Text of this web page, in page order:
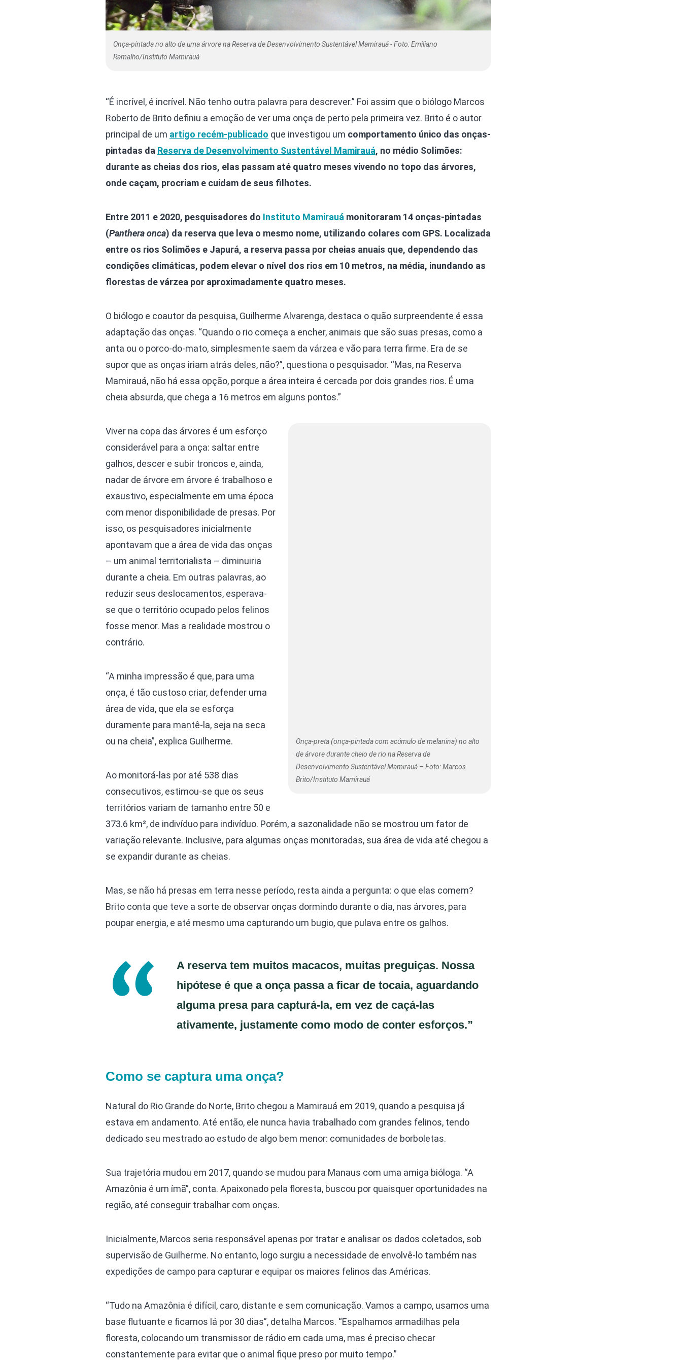
Onça-pintada no alto de uma árvore na Reserva de Desenvolvimento Sustentável Mamirauá - Foto: Emiliano
Ramalho/Instituto Mamirauá
“É incrível, é incrível. Não tenho outra palavra para descrever.” Foi assim que o biólogo Marcos
Roberto de Brito definiu a emoção de ver uma onça de perto pela primeira vez. Brito é o autor
principal de um artigo recém-publicado que investigou um comportamento único das onças-
pintadas da Reserva de Desenvolvimento Sustentável Mamirauá, no médio Solimões:
durante as cheias dos rios, elas passam até quatro meses vivendo no topo das árvores,
onde caçam, procriam e cuidam de seus filhotes.
Entre 2011 e 2020, pesquisadores do Instituto Mamirauá monitoraram 14 onças-pintadas
(Panthera onca) da reserva que leva o mesmo nome, utilizando colares com GPS. Localizada
entre os rios Solimões e Japurá, a reserva passa por cheias anuais que, dependendo das
condições climáticas, podem elevar o nível dos rios em 10 metros, na média, inundando as
florestas de várzea por aproximadamente quatro meses.
O biólogo e coautor da pesquisa, Guilherme Alvarenga, destaca o quão surpreendente é essa
adaptação das onças. “Quando o rio começa a encher, animais que são suas presas, como a
anta ou o porco-do-mato, simplesmente saem da várzea e vão para terra firme. Era de se
supor que as onças iriam atrás deles, não?”, questiona o pesquisador. “Mas, na Reserva
Mamirauá, não há essa opção, porque a área inteira é cercada por dois grandes rios. É uma
cheia absurda, que chega a 16 metros em alguns pontos.”
Onça-preta (onça-pintada com acúmulo de melanina) no alto
de árvore durante cheio de rio na Reserva de
Desenvolvimento Sustentável Mamirauá – Foto: Marcos
Brito/Instituto Mamirauá
Viver na copa das árvores é um esforço
considerável para a onça: saltar entre
galhos, descer e subir troncos e, ainda,
nadar de árvore em árvore é trabalhoso e
exaustivo, especialmente em uma época
com menor disponibilidade de presas. Por
isso, os pesquisadores inicialmente
apontavam que a área de vida das onças
– um animal territorialista – diminuiria
durante a cheia. Em outras palavras, ao
reduzir seus deslocamentos, esperava-
se que o território ocupado pelos felinos
fosse menor. Mas a realidade mostrou o
contrário.
“A minha impressão é que, para uma
onça, é tão custoso criar, defender uma
área de vida, que ela se esforça
duramente para mantê-la, seja na seca
ou na cheia”, explica Guilherme.
Ao monitorá-las por até 538 dias
consecutivos, estimou-se que os seus
territórios variam de tamanho entre 50 e
373.6 km², de indivíduo para indivíduo. Porém, a sazonalidade não se mostrou um fator de
variação relevante. Inclusive, para algumas onças monitoradas, sua área de vida até chegou a
se expandir durante as cheias.
Mas, se não há presas em terra nesse período, resta ainda a pergunta: o que elas comem?
Brito conta que teve a sorte de observar onças dormindo durante o dia, nas árvores, para
poupar energia, e até mesmo uma capturando um bugio, que pulava entre os galhos.
A reserva tem muitos macacos, muitas preguiças. Nossa
hipótese é que a onça passa a ficar de tocaia, aguardando
alguma presa para capturá-la, em vez de caçá-las
ativamente, justamente como modo de conter esforços.”
Como se captura uma onça?
Natural do Rio Grande do Norte, Brito chegou a Mamirauá em 2019, quando a pesquisa já
estava em andamento. Até então, ele nunca havia trabalhado com grandes felinos, tendo
dedicado seu mestrado ao estudo de algo bem menor: comunidades de borboletas.
Sua trajetória mudou em 2017, quando se mudou para Manaus com uma amiga bióloga. “A
Amazônia é um ímã”, conta. Apaixonado pela floresta, buscou por quaisquer oportunidades na
região, até conseguir trabalhar com onças.
Inicialmente, Marcos seria responsável apenas por tratar e analisar os dados coletados, sob
supervisão de Guilherme. No entanto, logo surgiu a necessidade de envolvê-lo também nas
expedições de campo para capturar e equipar os maiores felinos das Américas.
“Tudo na Amazônia é difícil, caro, distante e sem comunicação. Vamos a campo, usamos uma
base flutuante e ficamos lá por 30 dias”, detalha Marcos. “Espalhamos armadilhas pela
floresta, colocando um transmissor de rádio em cada uma, mas é preciso checar
constantemente para evitar que o animal fique preso por muito tempo.”